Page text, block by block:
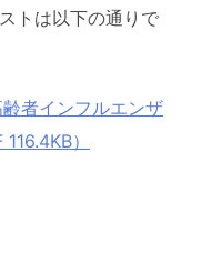
トは以下の通りで
者インフルエンザ
）